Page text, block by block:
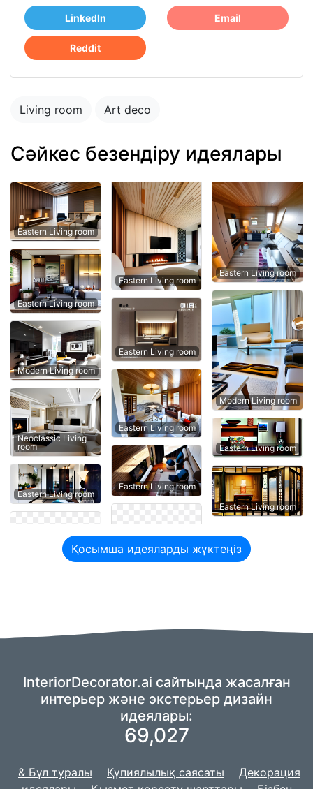
LinkedIn Email
Reddit
Living room Art deco
Сәйкес безендіру идеялары
Eastern Living room
Eastern Living room
Modern Living room
Neoclassic Living
room
Eastern Living room
Eastern Living room
Eastern Living room
Eastern Living room
Eastern Living room
Eastern Living room
Modern Living room
Eastern Living room
Eastern Living room
Қосымша идеяларды жүктеңіз
InteriorDecorator.ai сайтында жасалған
интерьер және экстерьер дизайн
идеялары:
69,027
& Бұл туралы Құпиялылық саясаты
Декорация